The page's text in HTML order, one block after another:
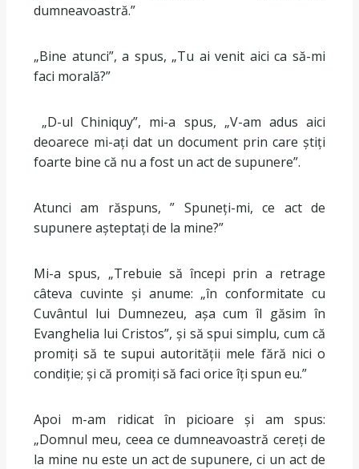
dumneavoastră.”
„Bine atunci”, a spus, „Tu ai venit aici ca să-mi
faci morală?”
„D-ul Chiniquy”, mi-a spus, „V-am adus aici
deoarece mi-ați dat un document prin care știți
foarte bine că nu a fost un act de supunere”.
Atunci am răspuns, ” Spuneți-mi, ce act de
supunere așteptați de la mine?”
Mi-a spus, „Trebuie să începi prin a retrage
câteva cuvinte și anume: „în conformitate cu
Cuvântul lui Dumnezeu, așa cum îl găsim în
Evanghelia lui Cristos”, și să spui simplu, cum că
promiți să te supui autorității mele fără nici o
condiție; și că promiți să faci orice îți spun eu.”
Apoi m-am ridicat în picioare și am spus:
„Domnul meu, ceea ce dumneavoastră cereți de
la mine nu este un act de supunere, ci un act de